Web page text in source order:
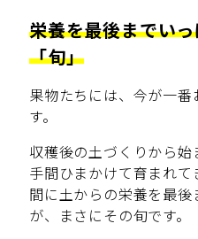
栄養を最後までい
「旬」
果物たちには、今が一番
す。
収穫後の土づくりから始
手間ひまかけて育まれ
間に土からの栄養を最
が、まさにその旬です。